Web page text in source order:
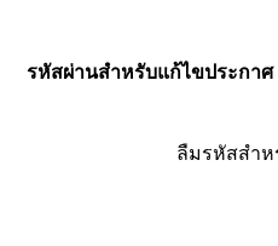
รหัสผ่านสำหรับแก้ไขประกาศ
ลืมรหัสสำ